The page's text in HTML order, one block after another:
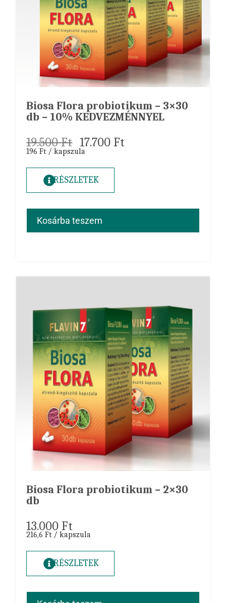
Biosa Flora probiotikum – 3×30
db – 10% KEDVEZMÉNNYEL
19.500Ft 17.700Ft
196 Ft / kapszula
RÉSZLETEK
Kosárba teszem
Biosa Flora probiotikum – 2×30
db
13.000Ft
216,6 Ft / kapszula
RÉSZLETEK